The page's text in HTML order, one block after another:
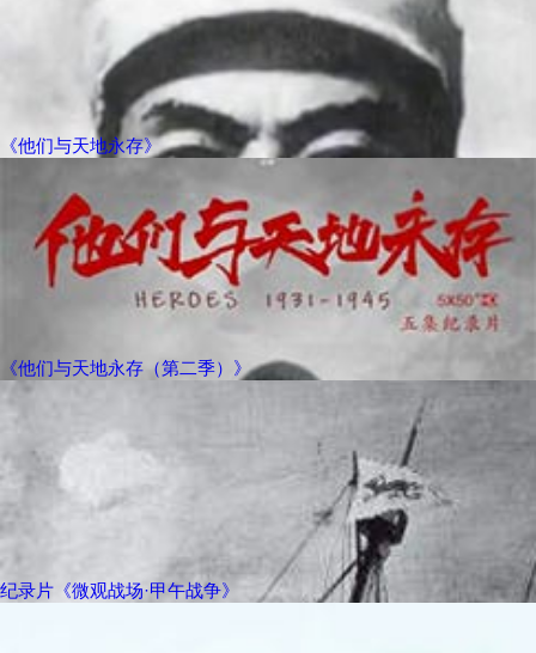
《他们与天地永存》
《他们与天地永存（第二季）》
纪录片《微观战场·甲午战争》